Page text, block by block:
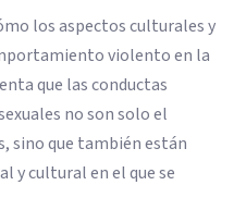
los aspectos culturales y
violento en la
que las conductas
no son solo el
sino que también están
y cultural en el que se